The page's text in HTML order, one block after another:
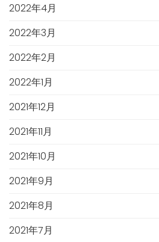
2022年4月
2022年3月
2022年2月
2022年1月
2021年12月
2021年11月
2021年10月
2021年9月
2021年8月
2021年7月